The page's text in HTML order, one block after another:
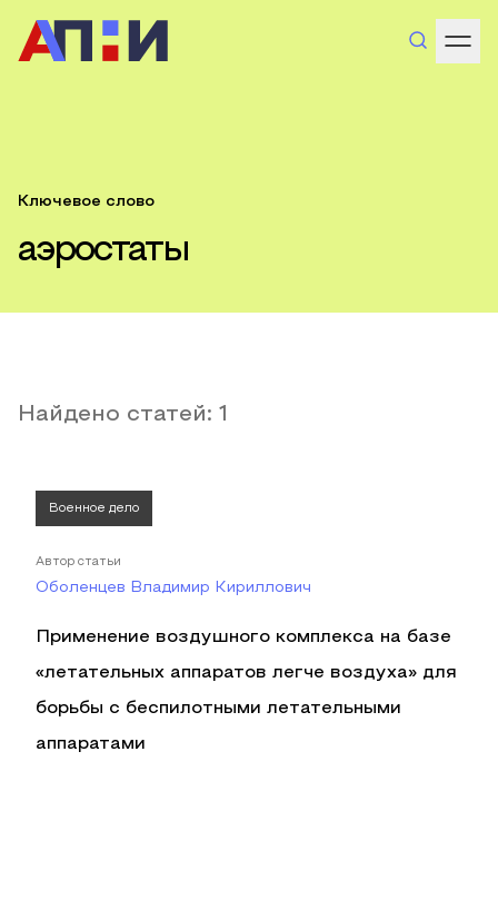
Ключевое слово
аэростаты
Найдено статей: 1
Военное дело
Автор статьи
Оболенцев Владимир Кириллович
Применение воздушного комплекса на базе
«летательных аппаратов легче воздуха» для
борьбы с беспилотными летательными
аппаратами